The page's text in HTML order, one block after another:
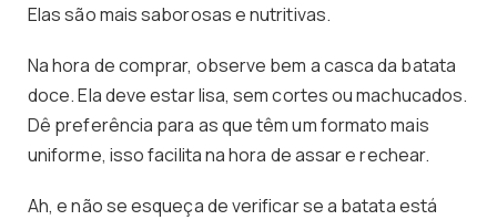
Elas são mais saborosas e nutritivas.
Na hora de comprar, observe bem a casca da batata
doce. Ela deve estar lisa, sem cortes ou machucados.
Dê preferência para as que têm um formato mais
uniforme, isso facilita na hora de assar e rechear.
Ah, e não se esqueça de verificar se a batata está